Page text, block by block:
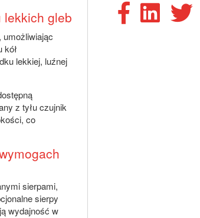
lekkich gleb
umożliwiając
kół
lekkiej, luźnej
z tyłu czujnik
co
sierpami,
sierpy
wydajność w